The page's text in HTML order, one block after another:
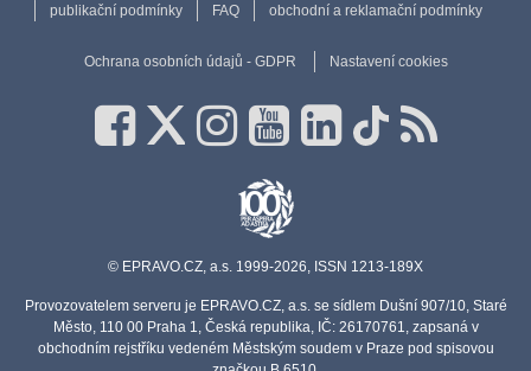
publikační podmínky
FAQ obchodní a reklamační podmínky
Ochrana osobních údajů - GDPR Nastavení cookies
© EPRAVO.CZ, a.s. 1999-2026, ISSN 1213-189X
Provozovatelem serveru je EPRAVO.CZ, a.s. se sídlem Dušní 907/10, Staré
Město, 110 00 Praha 1, Česká republika, IČ: 26170761, zapsaná v
obchodním rejstříku vedeném Městským soudem v Praze pod spisovou